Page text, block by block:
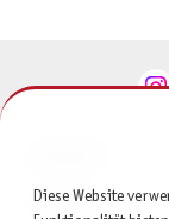
SERVICE
Diese Website